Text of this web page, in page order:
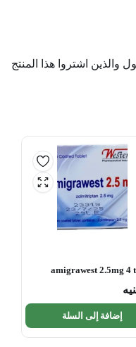
والذين اشتروا هذا المنتج
amigrawest 2.5mg 4
إضافة إلى السلة